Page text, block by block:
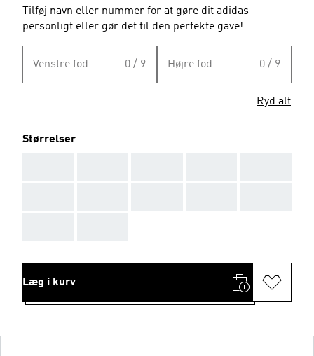
Tilføj navn eller nummer for at gøre dit adidas
personligt eller gør det til den perfekte gave!
Venstre fod 0 / 9 Højre fod 0 / 9
Ryd alt
Størrelser
Læg i kurv